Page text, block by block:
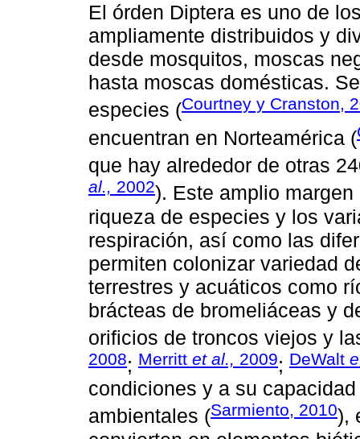
El órden Diptera es uno de
ampliamente distribuidos y
desde mosquitos, moscas
hasta moscas domésticas.
especies (Courtney y Cranston,
encuentran en Norteamérica (
que hay alrededor de otras
al., 2002). Este amplio
riqueza de especies y los
respiración, así como las
permiten colonizar variedad
terrestres y acuáticos como
brácteas de bromeliáceas y
orificios de troncos viejos y
2008; Merritt et al., 2009; DeWalt
condiciones y a su
ambientales (Sarmiento, 2010),